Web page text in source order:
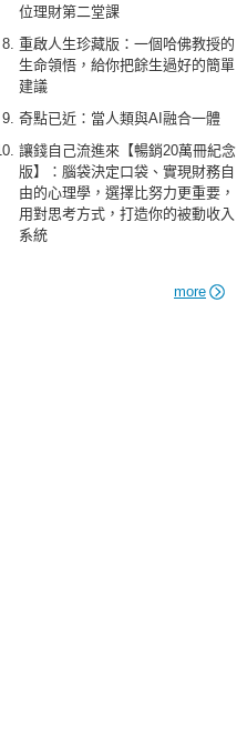
位理財第二堂課
重啟人生珍藏版：一個哈佛教授的
生命領悟，給你把餘生過好的簡單
建議
奇點已近：當人類與AI融合一體
讓錢自己流進來【暢銷20萬冊紀念
版】：腦袋決定口袋、實現財務自
由的心理學，選擇比努力更重要，
用對思考方式，打造你的被動收入
系統
more